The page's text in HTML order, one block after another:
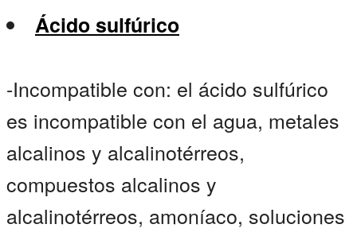
Ácido sulfúrico
-Incompatible con: el ácido sulfúrico
es incompatible con el agua, metales
alcalinos y alcalinotérreos,
compuestos alcalinos y
alcalinotérreos, amoníaco, soluciones